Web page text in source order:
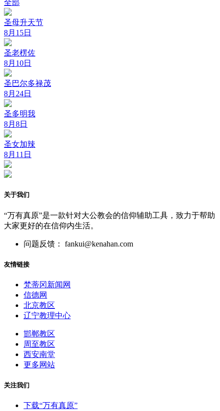
全部
圣母升天节
8月15日
圣老楞佐
8月10日
圣巴尔多禄茂
8月24日
圣多明我
8月8日
圣女加辣
8月11日
关于我们
“万有真原”是一款针对大公教会的信仰辅助工具，致力于帮助
大家更好的在信仰内生活。
问题反馈： fankui@kenahan.com
友情链接
梵蒂冈新闻网
信德网
北京教区
辽宁教理中心
邯郸教区
周至教区
西安南堂
更多网站
关注我们
下载“万有真原”